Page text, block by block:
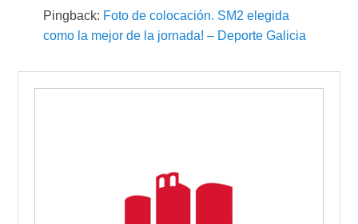
Pingback: Foto de colocación. SM2 elegida
como la mejor de la jornada! – Deporte Galicia